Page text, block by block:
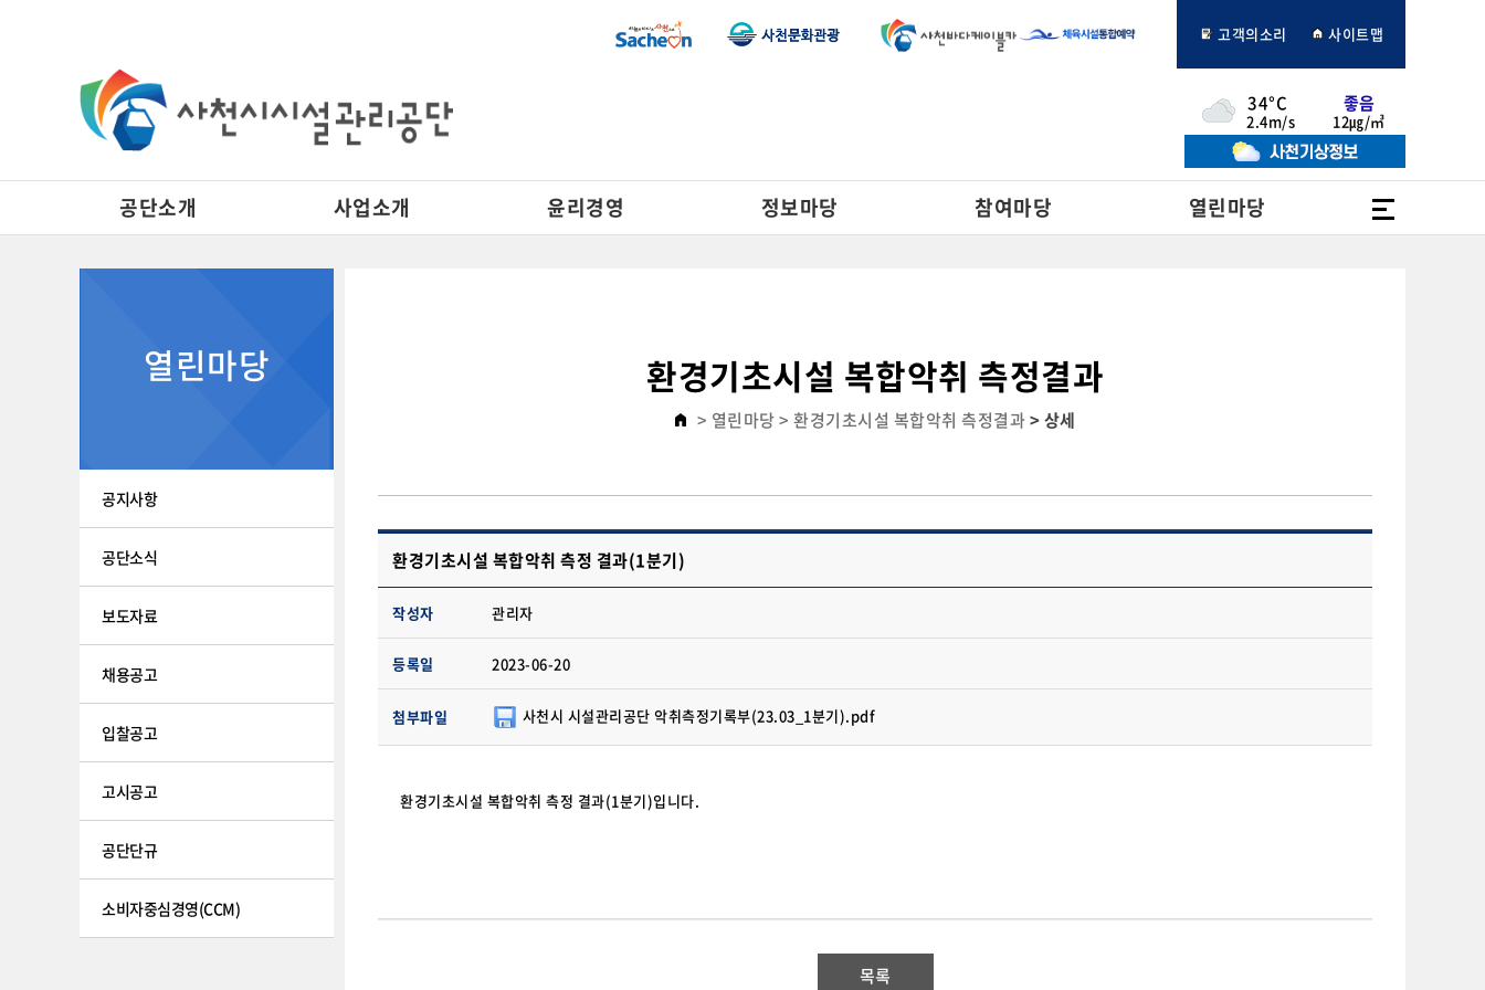
고객의소리 사이트맵
34°C
2.4m/s
좋음
12㎍/㎥
공단소개 사업소개 윤리경영 정보마당 참여마당 열린마당
열린마당
공지사항
공단소식
보도자료
채용공고
입찰공고
고시공고
공단단규
소비자중심경영(CCM)
환경기초시설 복합악취 측정결과
> 열린마당> 환경기초시설 복합악취 측정결과> 상세
환경기초시설 복합악취 측정 결과(1분기)
작성자 관리자
등록일 2023-06-20
첨부파일 사천시 시설관리공단 악취측정기록부(23.03_1분기).pdf
환경기초시설 복합악취 측정 결과(1분기)입니다.
목록